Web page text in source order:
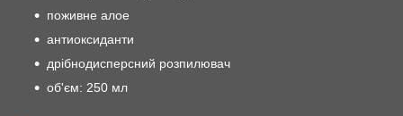
поживне алое
антиоксиданти
дрібнодисперсний розпилювач
об'єм: 250 мл